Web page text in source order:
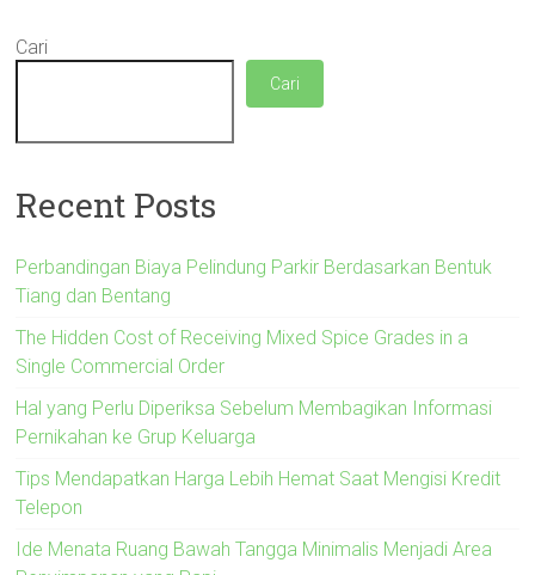
Cari
Cari
Recent Posts
Perbandingan Biaya Pelindung Parkir Berdasarkan Bentuk
Tiang dan Bentang
The Hidden Cost of Receiving Mixed Spice Grades in a
Single Commercial Order
Hal yang Perlu Diperiksa Sebelum Membagikan Informasi
Pernikahan ke Grup Keluarga
Tips Mendapatkan Harga Lebih Hemat Saat Mengisi Kredit
Telepon
Ide Menata Ruang Bawah Tangga Minimalis Menjadi Area